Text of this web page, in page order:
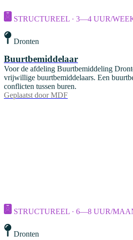
STRUCTUREEL · 3—4 UUR/
Dronten
Buurtbemiddelaar
Voor de afdeling Buurtbemiddeling
vrijwillige buurtbemiddelaars. Een
conflicten tussen buren.
Geplaatst door MDF
STRUCTUREEL · 6—8 UUR/
Dronten